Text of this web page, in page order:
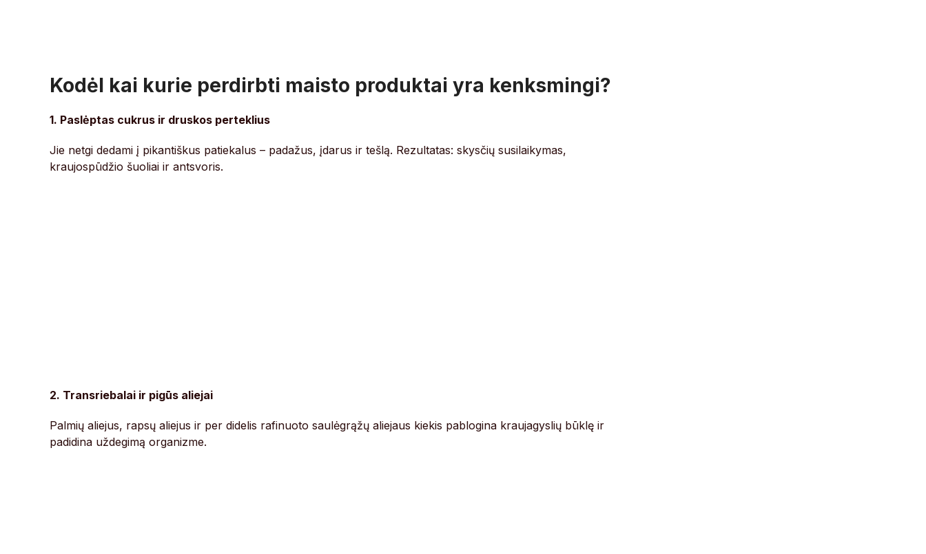
Kodėl kai kurie perdirbti maisto produktai yra kenksmingi?
1. Paslėptas cukrus ir druskos perteklius
Jie netgi dedami į pikantiškus patiekalus – padažus, įdarus ir tešlą. Rezultatas: skysčių susilaikymas,
kraujospūdžio šuoliai ir antsvoris.
2. Transriebalai ir pigūs aliejai
Palmių aliejus, rapsų aliejus ir per didelis rafinuoto saulėgrąžų aliejaus kiekis pablogina kraujagyslių būklę ir
padidina uždegimą organizme.